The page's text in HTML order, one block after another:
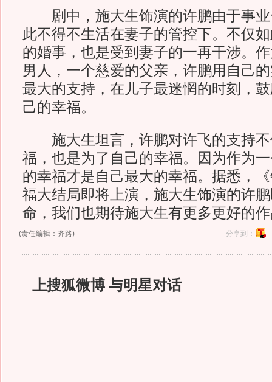
剧中，施大生饰演的许鹏由于事业
此不得不生活在妻子的管控下。不仅
的婚事，也是受到妻子的一再干涉。
男人，一个慈爱的父亲，许鹏用自己
最大的支持，在儿子最迷惘的时刻，
己的幸福。
施大生坦言，许鹏对许飞的支持不
福，也是为了自己的幸福。因为作为
的幸福才是自己最大的幸福。据悉，
福大结局即将上演，施大生饰演的许
命，我们也期待施大生有更多更好的
(责任编辑：齐路) 分享到：
上搜狐微博 与明星对话